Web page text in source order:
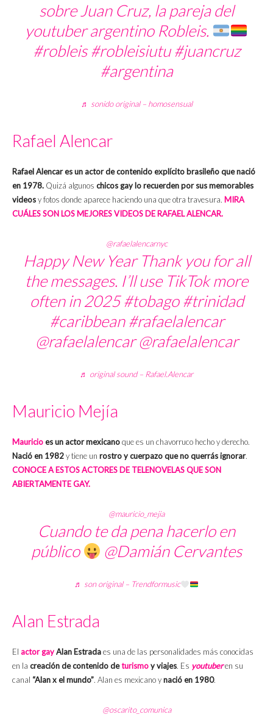
sobre Juan Cruz, la pareja del
youtuber argentino Robleis.
#robleis #robleisiutu #juancruz
#argentina
♬ sonido original – homosensual
Rafael Alencar
Rafael Alencar es un actor de contenido explícito brasileño que nació
en 1978. Quizá algunos chicos gay lo recuerden por sus memorables
videosy fotos donde aparece haciendo una que otra travesura. MIRA
CUÁLES SON LOS MEJORES VIDEOS DE RAFAEL ALENCAR.
@rafaelalencarnyc
Happy New Year Thank you for all
the messages. I’ll use TikTok more
often in 2025#tobago #trinidad
#caribbean #rafaelalencar
@rafaelalencar @rafaelalencar
♬ original sound – Rafael.Alencar
Mauricio Mejía
Mauricioes un actor mexicanoque es un chavorruco hecho y derecho.
Nació en 1982y tiene un rostro y cuerpazo que no querrás ignorar.
CONOCE A ESTOS ACTORES DE TELENOVELAS QUE SON
ABIERTAMENTE GAY.
@mauricio_mejia
Cuando te da pena hacerlo en
público
@Damián Cervantes
♬ son original – Trendformusic
Alan Estrada
El actor gayAlan Estradaes una de las personalidades más conocidas
en la creación de contenido deturismoy viajes. Es youtuberen su
canal “Alan x el mundo”. Alan es mexicano ynació en 1980.
@oscarito_comunica